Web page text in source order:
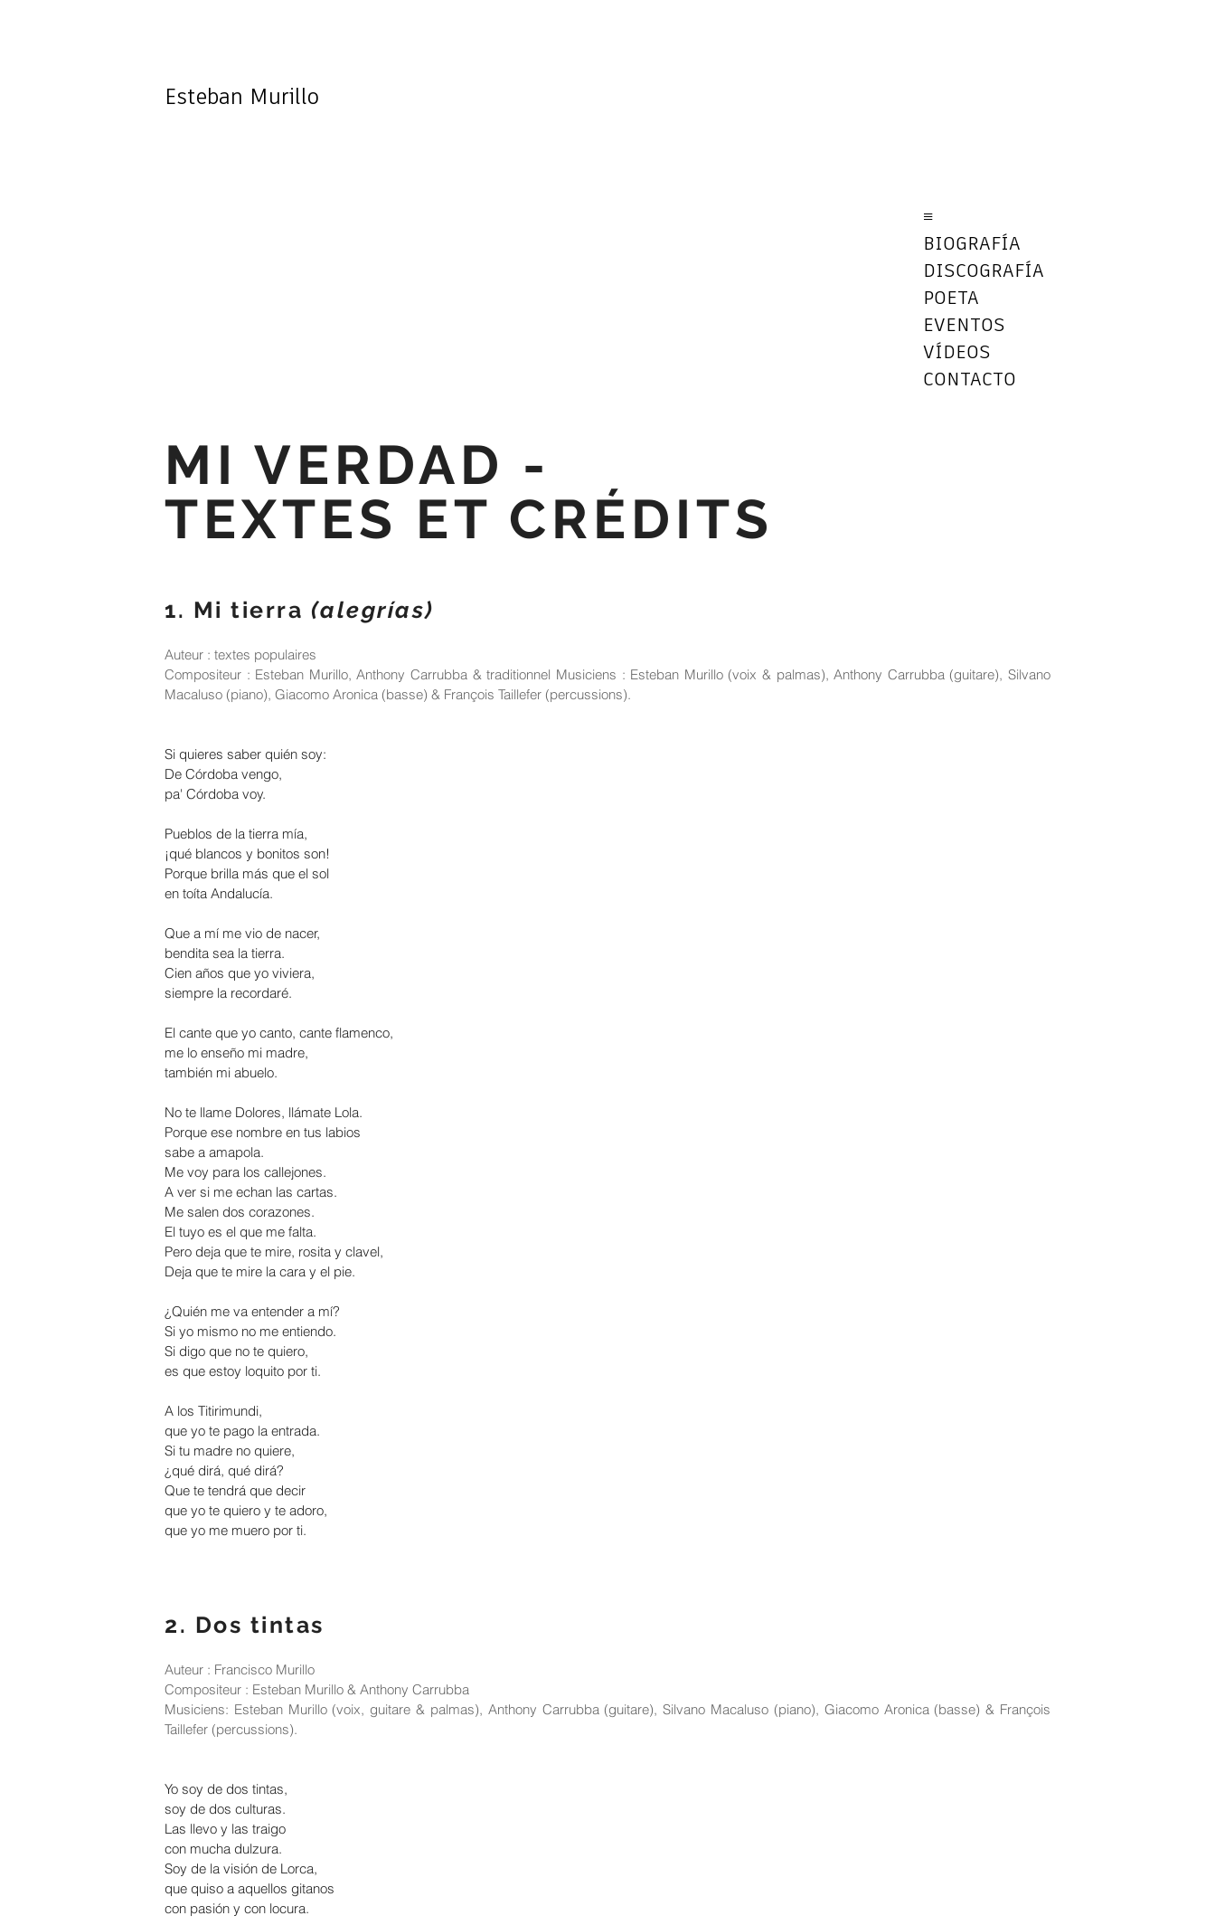
Esteban Murillo
≡
BIOGRAFÍA
DISCOGRAFÍA
POETA
EVENTOS
VÍDEOS
CONTACTO
MI VERDAD -
TEXTES ET CRÉDITS
1. Mi tierra (alegrías)
Auteur : textes populaires
Compositeur : Esteban Murillo, Anthony Carrubba & traditionnel Musiciens : Esteban Murillo (voix & palmas), Anthony Carrubba (guitare), Silvano
Macaluso (piano), Giacomo Aronica (basse) & François Taillefer (percussions).
Si quieres saber quién soy:
De Córdoba vengo,
pa' Córdoba voy.
Pueblos de la tierra mía,
¡qué blancos y bonitos son!
Porque brilla más que el sol
en toíta Andalucía.
Que a mí me vio de nacer,
bendita sea la tierra.
Cien años que yo viviera,
siempre la recordaré.
El cante que yo canto, cante flamenco,
me lo enseño mi madre,
también mi abuelo.
No te llame Dolores, llámate Lola.
Porque ese nombre en tus labios
sabe a amapola.
Me voy para los callejones.
A ver si me echan las cartas.
Me salen dos corazones.
El tuyo es el que me falta.
Pero deja que te mire, rosita y clavel,
Deja que te mire la cara y el pie.
¿Quién me va entender a mí?
Si yo mismo no me entiendo.
Si digo que no te quiero,
es que estoy loquito por ti.
A los Titirimundi,
que yo te pago la entrada.
Si tu madre no quiere,
¿qué dirá, qué dirá?
Que te tendrá que decir
que yo te quiero y te adoro,
que yo me muero por ti.
Auteur : Francisco Murillo
Compositeur : Esteban Murillo & Anthony Carrubba
Musiciens: Esteban Murillo (voix, guitare & palmas), Anthony Carrubba (guitare), Silvano Macaluso (piano), Giacomo Aronica (basse) & François
Taillefer (percussions).
Yo soy de dos tintas,
soy de dos culturas.
Las llevo y las traigo
con mucha dulzura.
Soy de la visión de Lorca,
que quiso a aquellos gitanos
con pasión y con locura.
2. Dos tintas